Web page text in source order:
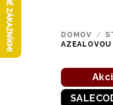
DOMOV /